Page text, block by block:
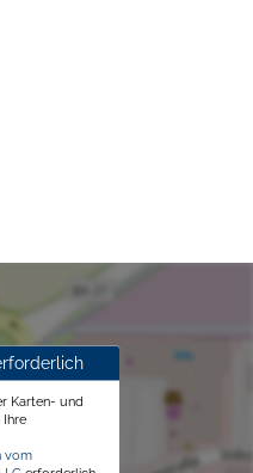
Karten- und
Ihre
vom